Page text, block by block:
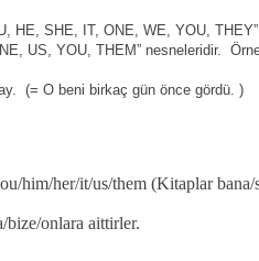
HE, SHE, IT, ONE, WE, YOU,
US, YOU, THEM” nesneleridir.
(= O beni birkaç gün önce gördü. )
him/her/it/us/them (Kitaplar bana/
bize/onlara aittirler.